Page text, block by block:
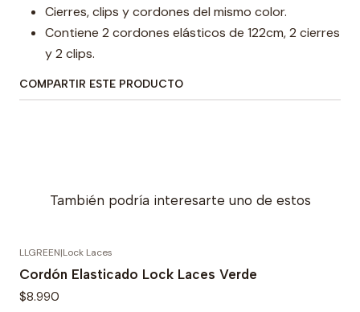
Cierres, clips y cordones del mismo color.
Contiene 2 cordones elásticos de 122cm, 2 cierres
y 2 clips.
COMPARTIR ESTE PRODUCTO
También podría interesarte uno de estos
LLGREEN|Lock Laces
Cordón Elasticado Lock Laces Verde
$8.990